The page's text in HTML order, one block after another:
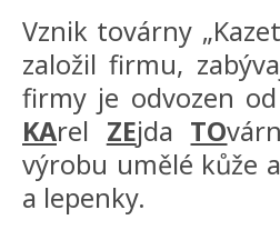
Vznik továrny
založil firmu,
firmy je odvozen
KArel ZEjda TO
výrobu umělé kůže
a lepenky.